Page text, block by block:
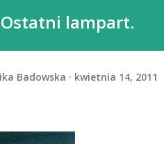
Ostatni lampart.
Badowska kwietnia 14, 2011